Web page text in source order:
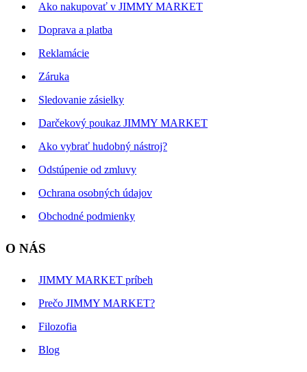
Ako nakupovať v JIMMY MARKET
Doprava a platba
Reklamácie
Záruka
Sledovanie zásielky
Darčekový poukaz JIMMY MARKET
Ako vybrať hudobný nástroj?
Odstúpenie od zmluvy
Ochrana osobných údajov
Obchodné podmienky
O NÁS
JIMMY MARKET príbeh
Prečo JIMMY MARKET?
Filozofia
Blog